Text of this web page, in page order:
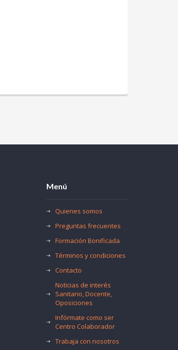
Menú
Quienes somos
Preguntas frecuentes
Formación Bonificada
Términos y condiciones
Contacto
Noticias de interés
Sanitario, Docente,
Oposiciones
Infórmate como ser
Centro Colaborador
Trabaja con nosotros